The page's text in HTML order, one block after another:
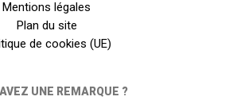
Mentions légales
Plan du site
de cookies (UE)
UNE REMARQUE ?